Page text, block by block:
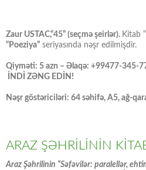
Zaur USTAC,“45” (seçmə şeirlər). Kitab
“Poeziya” seriyasında nəşr edilmişdir.
Qiyməti: 5 azn – Əlaqə: +99477-345-
İNDİ ZƏNG EDİN!
Nəşr göstəriciləri: 64 səhifə, A5, ağ-
ARAZ ŞƏHRİLİNİN
Araz Şəhrilinin “Səfəvilər: paralellər,